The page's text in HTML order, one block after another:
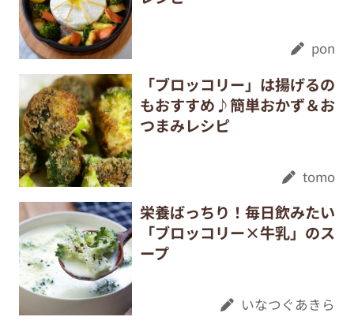
pon
「ブロッコリー」は揚げるの
もおすすめ♪簡単おかず＆お
つまみレシピ
tomo
栄養ばっちり！毎日飲みたい
「ブロッコリー×牛乳」のス
ープ
いなつぐあきら